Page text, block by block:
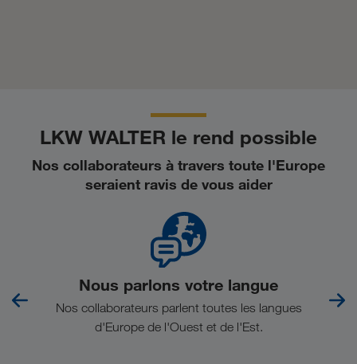
LKW WALTER le rend possible
Nos collaborateurs à travers toute l'Europe
seraient ravis de vous aider
Nous parlons votre langue
Nos collaborateurs parlent toutes les langues
d'Europe de l'Ouest et de l'Est.